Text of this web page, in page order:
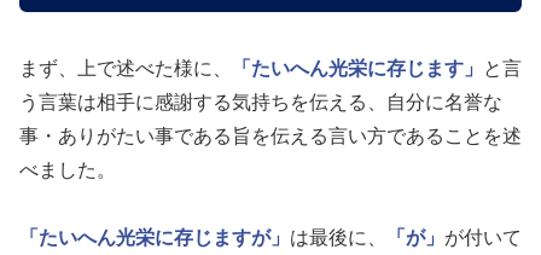
まず、上で述べた様に、 「たいへん光栄に存じます」
と言
う言葉は相手に感謝する気持ちを伝える、自分に名誉な
事・ありがたい事である旨を伝える言い方であることを述
べました。
「たいへん光栄に存じますが」 は最後に、 「が」 が付いて